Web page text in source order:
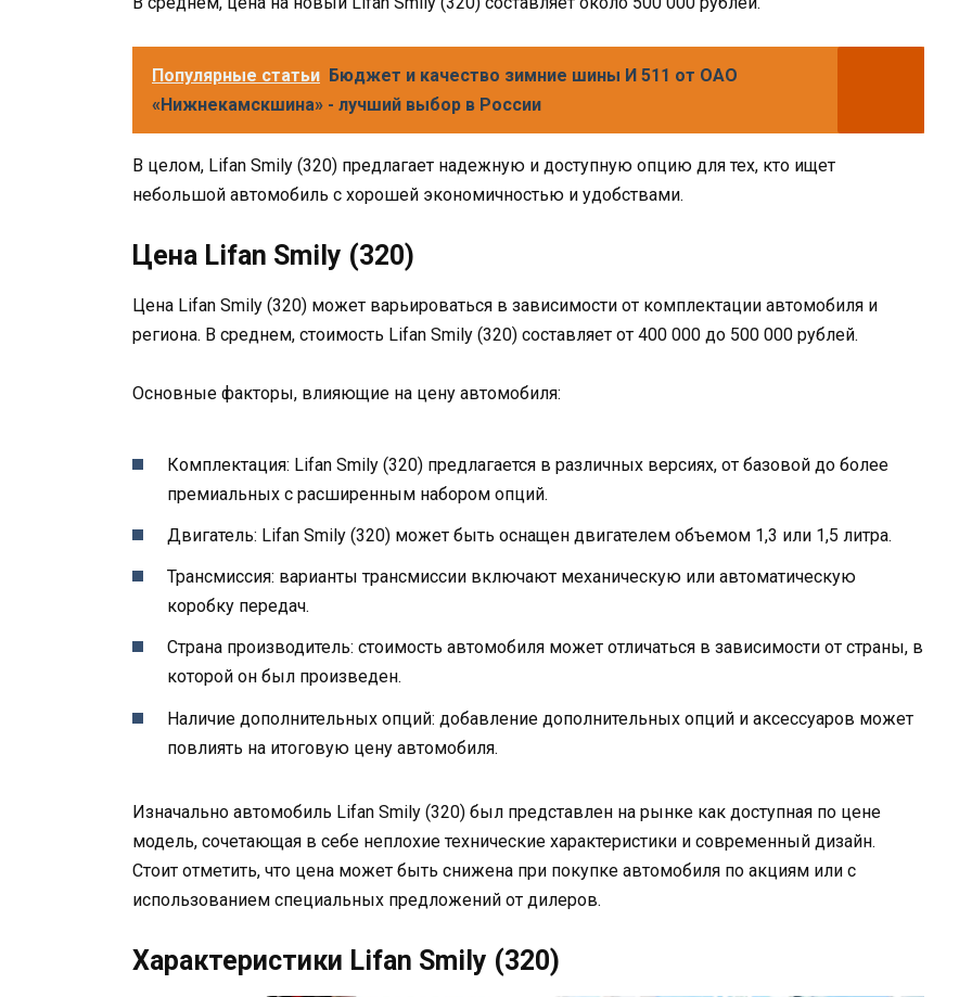
Популярные статьи Бюджет и качество зимние шины И 511 от ОАО
«Нижнекамскшина» - лучший выбор в России
В целом, Lifan Smily (320) предлагает надежную и доступную опцию для тех, кто ищет
небольшой автомобиль с хорошей экономичностью и удобствами.
Цена Lifan Smily (320)
Цена Lifan Smily (320) может варьироваться в зависимости от комплектации автомобиля и
региона. В среднем, стоимость Lifan Smily (320) составляет от 400 000 до 500 000 рублей.
Основные факторы, влияющие на цену автомобиля:
Комплектация: Lifan Smily (320) предлагается в различных версиях, от базовой до более
премиальных с расширенным набором опций.
Двигатель: Lifan Smily (320) может быть оснащен двигателем объемом 1,3 или 1,5 литра.
Трансмиссия: варианты трансмиссии включают механическую или автоматическую
коробку передач.
Страна производитель: стоимость автомобиля может отличаться в зависимости от страны, в
которой он был произведен.
Наличие дополнительных опций: добавление дополнительных опций и аксессуаров может
повлиять на итоговую цену автомобиля.
Изначально автомобиль Lifan Smily (320) был представлен на рынке как доступная по цене
модель, сочетающая в себе неплохие технические характеристики и современный дизайн.
Стоит отметить, что цена может быть снижена при покупке автомобиля по акциям или с
использованием специальных предложений от дилеров.
Характеристики Lifan Smily (320)